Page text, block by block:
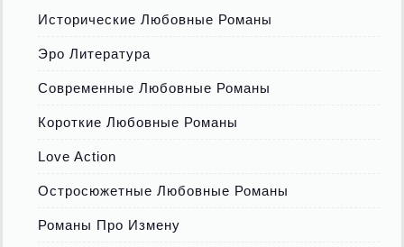
Исторические Любовные Романы
Эро Литература
Современные Любовные Романы
Короткие Любовные Романы
Love Action
Остросюжетные Любовные Романы
Романы Про Измену